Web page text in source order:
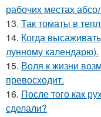
рабочих местах
13. Так томаты в
14. Когда
лунному календарю).
15. Воля к жизни
превосходит.
16. После того как
сделали?